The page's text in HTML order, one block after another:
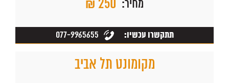
מחיר: ₪ 250
תתקשרו עכשיו: 077-9965655
מקומונט תל אביב